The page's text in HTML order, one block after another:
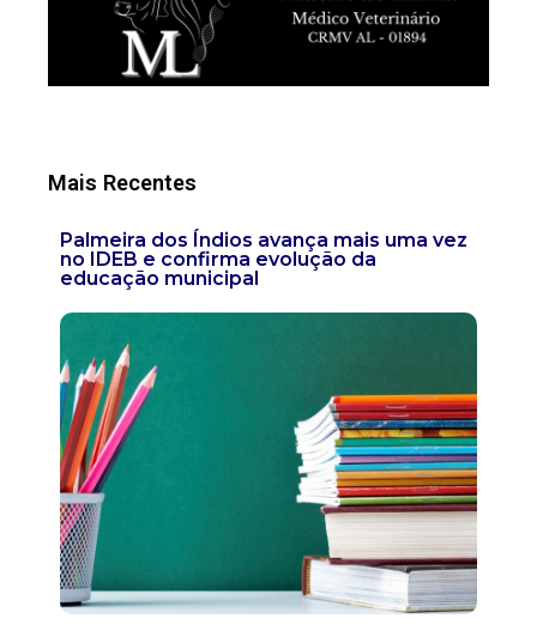
Mais Recentes
Palmeira dos Índios avança mais uma vez
no IDEB e confirma evolução da
educação municipal